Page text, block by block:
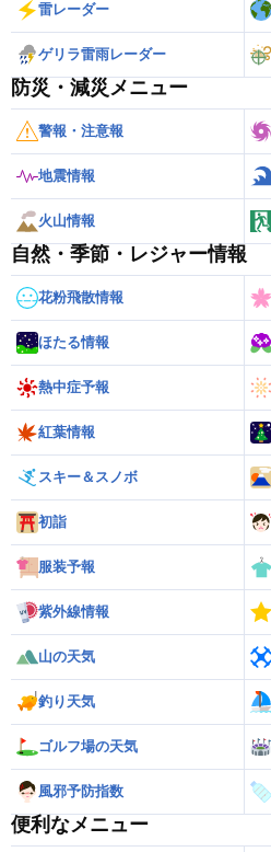
雷レーダー
ゲリラ雷雨レーダー
防災・減災メニュー
警報・注意報
地震情報
火山情報
自然・季節・レジャー情報
花粉飛散情報
ほたる情報
熱中症予報
紅葉情報
スキー＆スノボ
初詣
服装予報
紫外線情報
山の天気
釣り天気
ゴルフ場の天気
風邪予防指数
便利なメニュー